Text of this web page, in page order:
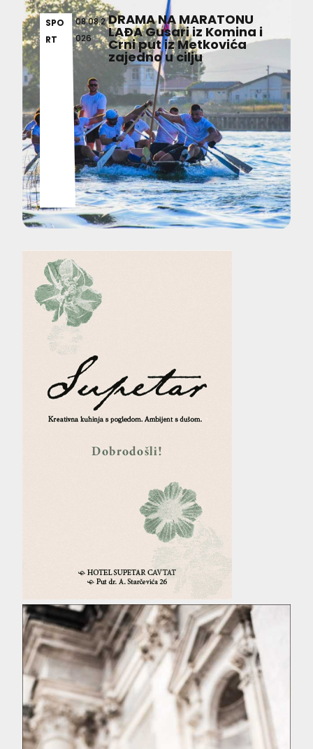
SPO
RT
08.08.2
026
DRAMA NA MARATONU
LAĐA Gusari iz Komina i
Crni put iz Metkovića
zajedno u cilju